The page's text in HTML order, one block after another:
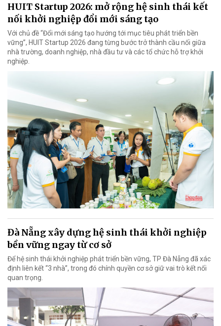
HUIT Startup 2026: mở rộng hệ sinh thái kết
nối khởi nghiệp đổi mới sáng tạo
Với chủ đề “Đổi mới sáng tạo hướng tới mục tiêu phát triển bền
vững”, HUIT Startup 2026 đang từng bước trở thành cầu nối giữa
nhà trường, doanh nghiệp, nhà đầu tư và các tổ chức hỗ trợ khởi
nghiệp.
Đà Nẵng xây dựng hệ sinh thái khởi nghiệp
bền vững ngay từ cơ sở
Để hệ sinh thái khởi nghiệp phát triển bền vững, TP Đà Nẵng đã xác
định liên kết “3 nhà”, trong đó chính quyền cơ sở giữ vai trò kết nối
quan trọng.